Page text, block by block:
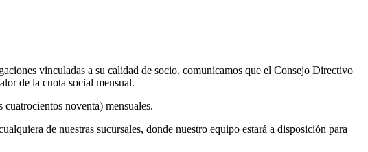
vinculadas a su calidad de socio, comunicamos que el Consejo Directivo
de la cuota social mensual.
noventa) mensuales.
de nuestras sucursales, donde nuestro equipo estará a disposición para